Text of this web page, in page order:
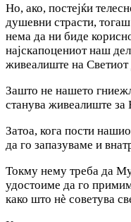
Но, ако, постејќи
душевни страсти,
нема да ни биде
најскапоцениот наш
живеалиште на
Зашто не нашето
станува живеалиште
Затоа, кога пости
да го запазуваме и
Токму нему треба да
удостоиме да го
како што нѐ советува